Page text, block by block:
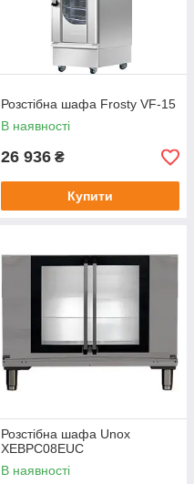
Розстібна шафа Frosty VF-15
В наявності
26 936 ₴
Купити
Розстібна шафа Unox
XEBPC08EUC
В наявності